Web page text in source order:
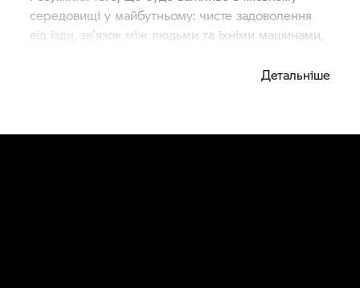
середовищі у майбутньому: чисте задоволення
від їзди, зв'язок між людьми та їхніми машинами,
Детальніше